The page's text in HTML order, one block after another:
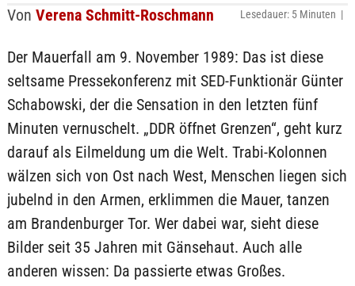
Von Verena Schmitt-Roschmann
Lesedauer: 5 Minuten |
Der Mauerfall am 9. November 1989: Das ist diese
seltsame Pressekonferenz mit SED-Funktionär Günter
Schabowski, der die Sensation in den letzten fünf
Minuten vernuschelt. „DDR öffnet Grenzen“, geht kurz
darauf als Eilmeldung um die Welt. Trabi-Kolonnen
wälzen sich von Ost nach West, Menschen liegen sich
jubelnd in den Armen, erklimmen die Mauer, tanzen
am Brandenburger Tor. Wer dabei war, sieht diese
Bilder seit 35 Jahren mit Gänsehaut. Auch alle
anderen wissen: Da passierte etwas Großes.